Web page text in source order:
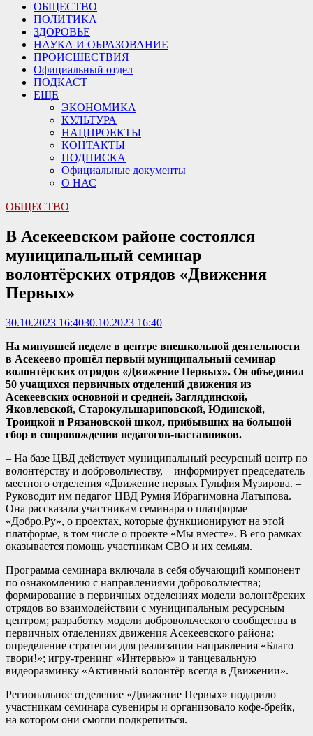
ОБЩЕСТВО
ПОЛИТИКА
ЗДОРОВЬЕ
НАУКА И ОБРАЗОВАНИЕ
ПРОИСШЕСТВИЯ
Официальный отдел
ПОДКАСТ
ЕЩЕ
ЭКОНОМИКА
КУЛЬТУРА
НАЦПРОЕКТЫ
КОНТАКТЫ
ПОДПИСКА
Официальные документы
О НАС
ОБЩЕСТВО
В Асекеевском районе состоялся
муниципальный семинар
волонтёрских отрядов «Движения
Первых»
30.10.2023 16:4030.10.2023 16:40
На минувшей неделе в центре внешкольной деятельности
в Асекеево прошёл первый муниципальный семинар
волонтёрских отрядов «Движение Первых». Он объединил
50 учащихся первичных отделений движения из
Асекеевских основной и средней, Заглядинской,
Яковлевской, Старокульшариповской, Юдинской,
Троицкой и Рязановской школ, прибывших на большой
сбор в сопровождении педагогов-наставников.
– На базе ЦВД действует муниципальный ресурсный центр по
волонтёрству и добровольчеству, – информирует председатель
местного отделения «Движение первых Гульфия Музирова. –
Руководит им педагог ЦВД Румия Ибрагимовна Латыпова.
Она рассказала участникам семинара о платформе
«Добро.Ру», о проектах, которые функционируют на этой
платформе, в том числе о проекте «Мы вместе». В его рамках
оказывается помощь участникам СВО и их семьям.
Программа семинара включала в себя обучающий компонент
по ознакомлению с направлениями добровольчества;
формирование в первичных отделениях модели волонтёрских
отрядов во взаимодействии с муниципальным ресурсным
центром; разработку модели добровольческого сообщества в
первичных отделениях движения Асекеевского района;
определение стратегии для реализации направления «Благо
твори!»; игру-тренинг «Интервью» и танцевальную
видеоразминку «Активный волонтёр всегда в Движении».
Региональное отделение «Движение Первых» подарило
участникам семинара сувениры и организовало кофе-брейк,
на котором они смогли подкрепиться.